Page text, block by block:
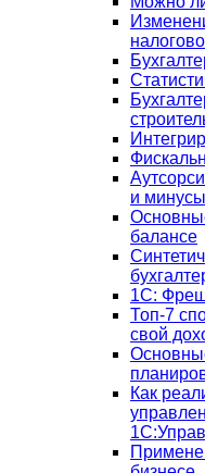
и
балансе
1C:
Топ-7
свой
Как